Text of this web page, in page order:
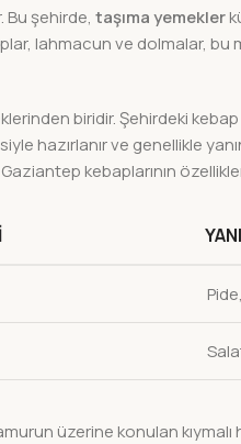
şehirde, taşıma yemekler
lahmacun ve dolmalar,
biridir. Şehirdeki
hazırlanır ve genellikle
kebaplarının
üzerine konulan